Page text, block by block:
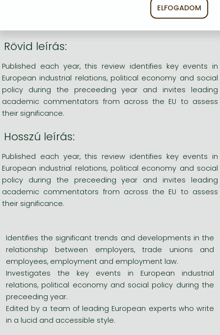
Gépészmérnöki tudományok
Rövid leírás:
Published each year, this review identifies key events in
European industrial relations, political economy and social
policy during the preceeding year and invites leading
academic commentators from across the EU to assess
their significance.
Hosszú leírás:
Published each year, this review identifies key events in
European industrial relations, political economy and social
policy during the preceeding year and invites leading
academic commentators from across the EU to assess
their significance.
Identifies the significant trends and developments in the
relationship between employers, trade unions and
employees, employment and employment law.
Investigates the key events in European industrial
relations, political economy and social policy during the
preceeding year.
Edited by a team of leading European experts who write
in a lucid and accessible style.
ELFOGADOM